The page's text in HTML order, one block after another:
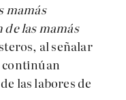
mamás
las mamás
al señalar
continúan
las labores de